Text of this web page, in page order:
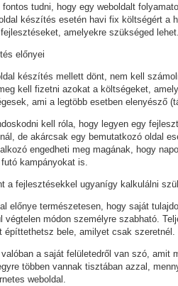
tudni, hogy egy weboldalt
készítés esetén havi fix költségért a
amelyekre szükséged lehet.
előnyei
készítés mellett dönt, nem kell
kell fizetni azokat a költségeket,
ami a legtöbb esetben elenyésző
kell róla, hogy legyen egy
de akárcsak egy bemutatkozó oldal
engedheti meg magának, hogy
kampányokat is.
a fejlesztésekkel ugyanígy kalkulálni
előnye természetesen, hogy saját
végtelen módon személyre szabható.
építtethetsz bele, amilyet csak szeretnél.
a saját felületedről van szó, amit
többen vannak tisztában azzal,
weboldal.